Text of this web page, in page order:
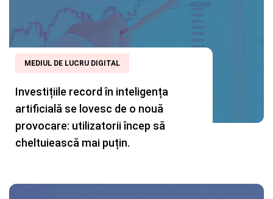
MEDIUL DE LUCRU DIGITAL
Investițiile record în inteligența
artificială se lovesc de o nouă
provocare: utilizatorii încep să
cheltuiească mai puțin.